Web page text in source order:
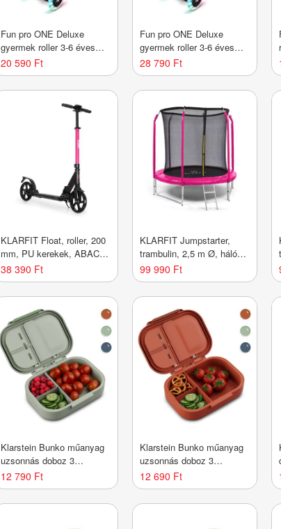
Fun pro ONE Deluxe
gyermek roller 3-6 éves
korig LED kerekek
összecsukható 50 kg-ig
20 590 Ft
Fun pro ONE Deluxe
gyermek roller 3-6 éves
korig LED kerekek
összecsukható 50 kg-ig
28 790 Ft
KLARFIT Float, roller, 200
mm, PU kerekek, ABAC 7,
AS-soft grips fogantyúk,
bíborvörös
38 390 Ft
KLARFIT Jumpstarter,
trambulin, 2,5 m Ø, háló
120 kg max., 195 cm Ø
ugrófelület
99 990 Ft
Klarstein Bunko műanyag
uzsonnás doboz 3
rekesszel
12 790 Ft
Klarstein Bunko műanyag
uzsonnás doboz 3
rekesszel
12 690 Ft